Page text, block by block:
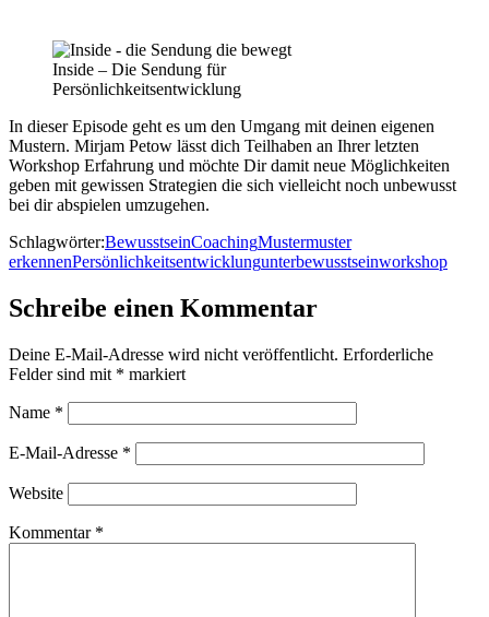
Inside – Die Sendung für
Persönlichkeitsentwicklung
In dieser Episode geht es um den Umgang mit deinen eigenen
Mustern. Mirjam Petow lässt dich Teilhaben an Ihrer letzten
Workshop Erfahrung und möchte Dir damit neue Möglichkeiten
geben mit gewissen Strategien die sich vielleicht noch unbewusst
bei dir abspielen umzugehen.
Schlagwörter:BewusstseinCoachingMustermuster
erkennenPersönlichkeitsentwicklungunterbewusstseinworkshop
Schreibe einen Kommentar
Deine E-Mail-Adresse wird nicht veröffentlicht. Erforderliche
Felder sind mit * markiert
Name *
E-Mail-Adresse *
Website
Kommentar *